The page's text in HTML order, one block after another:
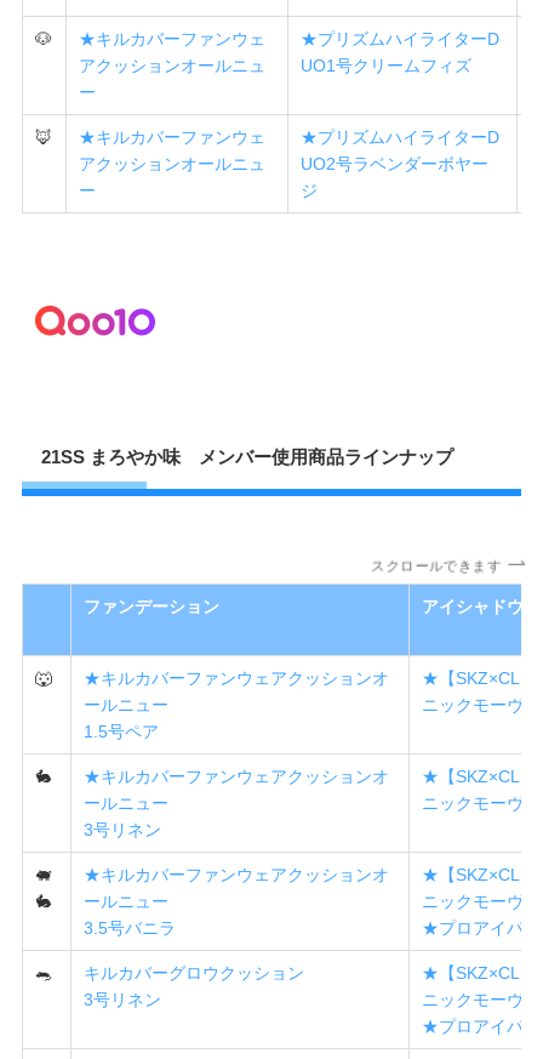
🐶
★キルカバーファンウェ
アクッションオールニュ
ー
★プリズムハイライターD
UO1号クリームフィズ
🦊
★キルカバーファンウェ
アクッションオールニュ
ー
★プリズムハイライターD
UO2号ラベンダーボヤー
ジ
21SS まろやか味 メンバー使用商品ラインナップ
スクロールできます
ファンデーション アイシャドウ
🐺
★キルカバーファンウェアクッションオ
ールニュー
1.5号ペア
★【SKZ×CLIO
ニックモーヴ
🐇
★キルカバーファンウェアクッションオ
ールニュー
3号リネン
★【SKZ×CLIO
ニックモーヴ
🐖
🐇
★キルカバーファンウェアクッションオ
ールニュー
3.5号バニラ
★【SKZ×CLIO
ニックモーヴ
★プロアイパ
🐀
キルカバーグロウクッション
3号リネン
★【SKZ×CLIO
ニックモーヴ
★プロアイパ